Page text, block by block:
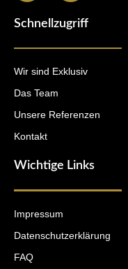
Schnellzugriff
Wir sind Exklusiv
Das Team
Unsere Referenzen
Kontakt
Wichtige Links
Impressum
Datenschutzerklärung
FAQ